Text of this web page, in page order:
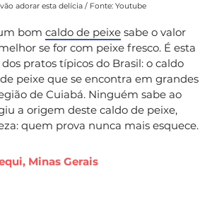
adorar esta delícia / Fonte: Youtube
bom caldo de peixe sabe o valor
se for com peixe fresco. É esta
pratos típicos do Brasil: o caldo
peixe que se encontra em grandes
de Cuiabá. Ninguém sabe ao
a origem deste caldo de peixe,
quem prova nunca mais esquece.
Minas Gerais